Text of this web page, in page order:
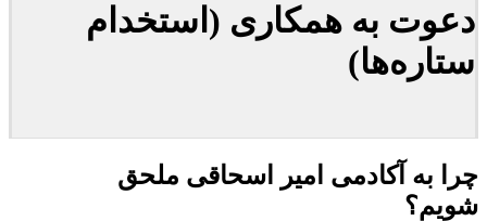
دعوت به همکاری (استخدام
ستاره‌ها)
چرا به آکادمی امیر اسحاقی ملحق
شویم؟